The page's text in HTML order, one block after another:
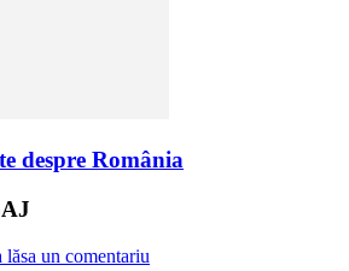
despre România
un comentariu